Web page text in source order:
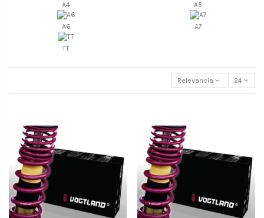
A4 A5
A6 A7
TT
Relevancia 24